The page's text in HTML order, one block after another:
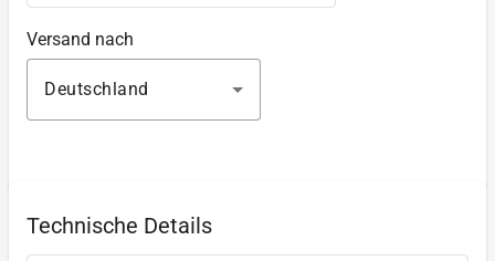
Versand nach
Deutschland
Technische Details